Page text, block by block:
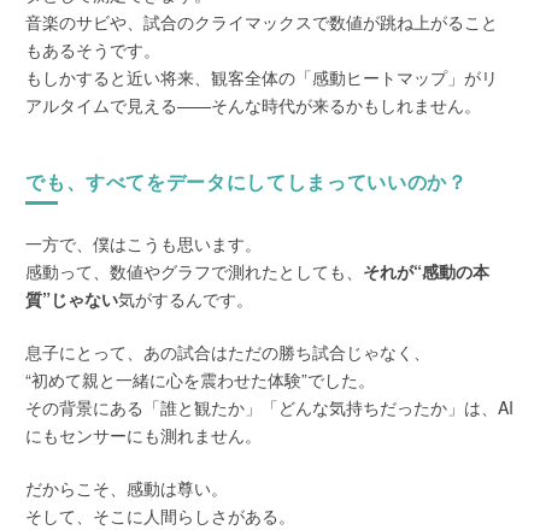
音楽のサビや、試合のクライマックスで数値が跳ね上がること
もあるそうです。
もしかすると近い将来、観客全体の「感動ヒートマップ」がリ
アルタイムで見える——そんな時代が来るかもしれません。
でも、すべてをデータにしてしまっていいのか？
一方で、僕はこうも思います。
感動って、数値やグラフで測れたとしても、 それが“感動の本
質”じゃない気がするんです。
息子にとって、あの試合はただの勝ち試合じゃなく、
“初めて親と一緒に心を震わせた体験”でした。
その背景にある「誰と観たか」「どんな気持ちだったか」は、AI
にもセンサーにも測れません。
だからこそ、感動は尊い。
そして、そこに人間らしさがある。